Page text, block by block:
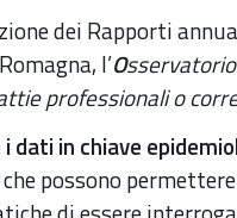
dei Rapporti
l’Osservatorio
professionali o
dati in chiave
possono permettere